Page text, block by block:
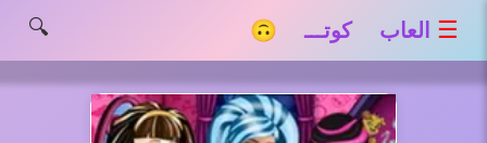
☰ العاب كوتـــ 🙃 🔍